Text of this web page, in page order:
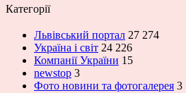
Категорії
Львівський портал 27 274
Україна і світ 24 226
Компанії України 15
newstop 3
Фото новини та фотогалерея 3